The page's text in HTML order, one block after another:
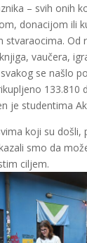
– svih onih
donacijom ili
stvaraocima. Od
vaučera,
se našlo
133.810
je studentima
koji su došli,
smo da
ciljem.